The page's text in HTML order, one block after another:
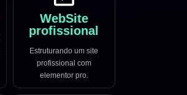
WebSite
profissional
Estruturando um site
profissional com
elementor pro.